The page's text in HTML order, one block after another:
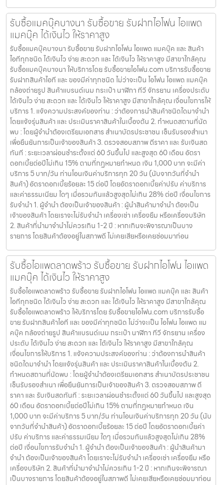
รับซื้อแมคบุ๊คบางนา รับซื้อขาย รับฝากไอโฟน ไอแพด
แมคบุ๊ค ได้เงินไว ให้ราคาสูง
รับซื้อแมคบุ๊คบางนา รับซื้อขาย รับฝากไอโฟน ไอแพด แมคบุ๊ค และ สินค้า
ไอทีทุกชนิด ได้เงินไว ง่าย สะดวก และ ได้เงินไว ให้ราคาสูง มีสาขาใกล้คุณ
รับซื้อแมคบุ๊คบางนา ให้บริการโดย รับซื้อขายไอโฟน.com บริการรับซื้อขาย
รับฝากสินค้าไอที และ ของมีค่าทุกชนิด ไม่ว่าจะเป็น ไอโฟน ไอแพด แมคบุ๊ค
กล้องถ่ายรูป สินค้าแบรนด์เนม กระเป๋า นาฬิกา ทีวี จักรยาน เครื่องประดับ
ได้เงินไว ง่าย สะดวก และ ได้เงินไว ให้ราคาสูง มีสาขาใกล้คุณ เงื่อนไขการให้
บริการ 1. แจ้งความประสงค์ของท่าน : ว่าต้องการนำสินค้าชนิดใดมาจำนำ
โดยแจ้งรุ่นสินค้า และ ประเมินราคาสินค้าในเบื้องต้น 2. กำหนดสถานที่นัด
พบ : โดยผู้จำนำต้องเตรียมเอกสาร สำเนาบัตรประชาชน เซ็นรับรองสำเนา
เพื่อยืนยันการเป็นเจ้าของสินค้า 3. ตรวจสอบสภาพ ตีราคา และ รับเงินสด
ทันที : ระยะเวลาผ่อนชำระตั้งแต่ 60 วันขึ้นไป และสูงสุด 60 เดือน อัตรา
ดอกเบี้ยต่อปีไม่เกิน 15% ตามที่กฏหมายกำหนด เงิน 1,000 บาท จะมีค่า
บริการ 5 บาท/วัน ท่านโอนเงินค่าบริการทุก 20 วัน (นับจากวันที่จำนำ
สินค้า) อัตราดอกเบี้ยร้อยละ 15 ต่อปี โดยอัตราดอกเบี้ยค่าปรับ ค่าบริการ
และค่าธรรมเนียม ใดๆ เมื่อรวมกันแล้วสูงสุดไม่เกิน 28% ต่อปี เงื่อนไขการ
รับจำนำ 1. ผู้จำนำ ต้องเป็นเจ้าของสินค้า : ผู้นำสินค้ามาจำนำ ต้องเป็น
เจ้าของสินค้า โดยเราจะไม่รับจำนำ เครื่องเช่า เครื่องยืม หรือเครื่องบริษัท
2. สินค้าที่นำมาจำนำไม่ควรเกิน 1-2 ปี : หากเกินจะพิจารณาเป็นบาง
รายการ โดยสินค้าต้องอยู่ในสภาพดี ไม่เคยเสียหรือเคยซ่อมมาก่อน
รับซื้อไอแพดลาดพร้าว รับซื้อขาย รับฝากไอโฟน ไอแพด
แมคบุ๊ค ได้เงินไว ให้ราคาสูง
รับซื้อไอแพดลาดพร้าว รับซื้อขาย รับฝากไอโฟน ไอแพด แมคบุ๊ค และ สินค้า
ไอทีทุกชนิด ได้เงินไว ง่าย สะดวก และ ได้เงินไว ให้ราคาสูง มีสาขาใกล้คุณ
รับซื้อไอแพดลาดพร้าว ให้บริการโดย รับซื้อขายไอโฟน.com บริการรับซื้อ
ขาย รับฝากสินค้าไอที และ ของมีค่าทุกชนิด ไม่ว่าจะเป็น ไอโฟน ไอแพด แม
คบุ๊ค กล้องถ่ายรูป สินค้าแบรนด์เนม กระเป๋า นาฬิกา ทีวี จักรยาน เครื่อง
ประดับ ได้เงินไว ง่าย สะดวก และ ได้เงินไว ให้ราคาสูง มีสาขาใกล้คุณ
เงื่อนไขการให้บริการ 1. แจ้งความประสงค์ของท่าน : ว่าต้องการนำสินค้า
ชนิดใดมาจำนำ โดยแจ้งรุ่นสินค้า และ ประเมินราคาสินค้าในเบื้องต้น 2.
กำหนดสถานที่นัดพบ : โดยผู้จำนำต้องเตรียมเอกสาร สำเนาบัตรประชาชน
เซ็นรับรองสำเนา เพื่อยืนยันการเป็นเจ้าของสินค้า 3. ตรวจสอบสภาพ ตี
ราคา และ รับเงินสดทันที : ระยะเวลาผ่อนชำระตั้งแต่ 60 วันขึ้นไป และสูงสุด
60 เดือน อัตราดอกเบี้ยต่อปีไม่เกิน 15% ตามที่กฏหมายกำหนด เงิน
1,000 บาท จะมีค่าบริการ 5 บาท/วัน ท่านโอนเงินค่าบริการทุก 20 วัน (นับ
จากวันที่จำนำสินค้า) อัตราดอกเบี้ยร้อยละ 15 ต่อปี โดยอัตราดอกเบี้ยค่า
ปรับ ค่าบริการ และค่าธรรมเนียม ใดๆ เมื่อรวมกันแล้วสูงสุดไม่เกิน 28%
ต่อปี เงื่อนไขการรับจำนำ 1. ผู้จำนำ ต้องเป็นเจ้าของสินค้า : ผู้นำสินค้ามา
จำนำ ต้องเป็นเจ้าของสินค้า โดยเราจะไม่รับจำนำ เครื่องเช่า เครื่องยืม หรือ
เครื่องบริษัท 2. สินค้าที่นำมาจำนำไม่ควรเกิน 1-2 ปี : หากเกินจะพิจารณา
เป็นบางรายการ โดยสินค้าต้องอยู่ในสภาพดี ไม่เคยเสียหรือเคยซ่อมมาก่อน